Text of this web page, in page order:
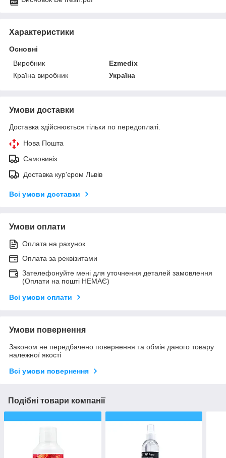
Характеристики
Основні
Виробник
Ezmedix
Країна виробник
Україна
Умови доставки
Доставка здійснюється тільки по передоплаті.
Нова Пошта
Самовивіз
Доставка кур'єром Львів
Всі умови доставки
Умови оплати
Оплата на рахунок
Оплата за реквізитами
Зателефонуйте мені для уточнення деталей замовлення
(Оплати на пошті НЕМАЄ)
Всі умови оплати
Умови повернення
Законом не передбачено повернення та обмін даного товару
належної якості
Всі умови повернення
Подібні товари компанії